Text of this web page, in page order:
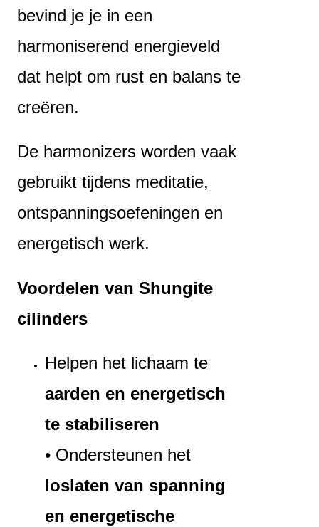
bevind je je in een
harmoniserend energieveld
dat helpt om rust en balans te
creëren.
De harmonizers worden vaak
gebruikt tijdens meditatie,
ontspanningsoefeningen en
energetisch werk.
Voordelen van Shungite
cilinders
Helpen het lichaam te
aarden en energetisch
te stabiliseren
• Ondersteunen het
loslaten van spanning
en energetische